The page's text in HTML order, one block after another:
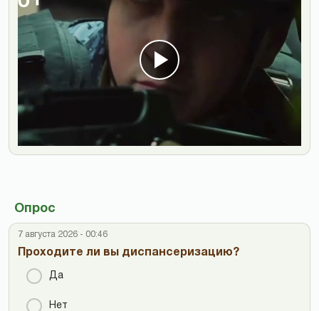
Опрос
7 августа 2026 - 00:46
Проходите ли вы диспансеризацию?
Да
Нет